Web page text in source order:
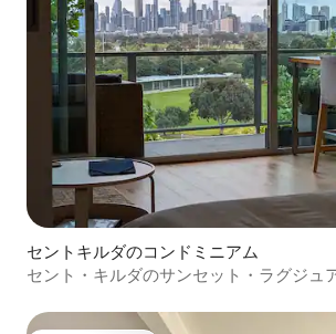
セントキルダのコンドミニアム
セント・キルダのサンセット・ラグジュ